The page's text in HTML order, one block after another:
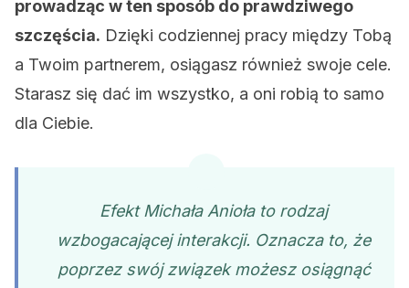
prowadząc w ten sposób do prawdziwego
szczęścia. Dzięki codziennej pracy między Tobą
a Twoim partnerem, osiągasz również swoje cele.
Starasz się dać im wszystko, a oni robią to samo
dla Ciebie.
Efekt Michała Anioła to rodzaj
wzbogacającej interakcji. Oznacza to, że
poprzez swój związek możesz osiągnąć